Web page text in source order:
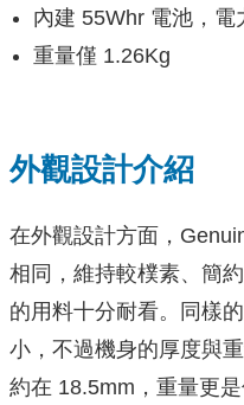
內建 55Whr 電池，
重量僅 1.26Kg
外觀設計介紹
在外觀設計方面，
相同，維持較樸素、簡
的用料十分耐看。同樣
小，不過機身的厚度與
約在 18.5mm，重量更